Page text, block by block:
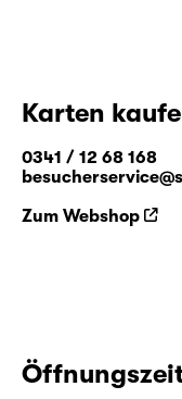
Karten
0341 / 12 68 168
Zum Webshop